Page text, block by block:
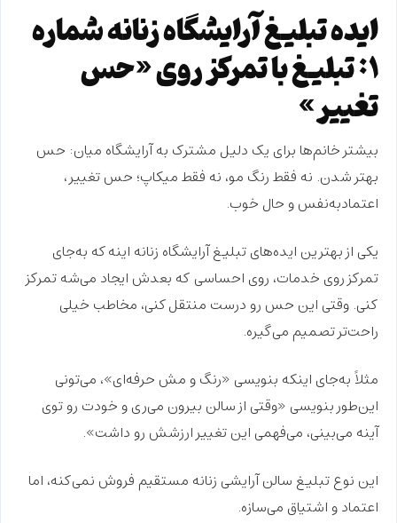
ایده تبلیغ آرایشگاه زنانه شماره
۱: تبلیغ با تمرکز روی «حس
تغییر»
بیشتر خانم‌ها برای یک دلیل مشترک به آرایشگاه میان: حس
بهتر شدن. نه فقط رنگ مو، نه فقط میکاپ؛ حس تغییر،
اعتمادبه‌نفس و حال خوب.
یکی از بهترین ایده‌های تبلیغ آرایشگاه زنانه اینه که به‌جای
تمرکز روی خدمات، روی احساسی که بعدش ایجاد می‌شه تمرکز
کنی. وقتی این حس رو درست منتقل کنی، مخاطب خیلی
راحت‌تر تصمیم می‌گیره.
مثلاً به‌جای اینکه بنویسی «رنگ و مش حرفه‌ای»، می‌تونی
این‌طور بنویسی «وقتی از سالن بیرون می‌ری و خودت رو توی
آینه می‌بینی، می‌فهمی این تغییر ارزشش رو داشت».
این نوع تبلیغ سالن آرایشی زنانه مستقیم فروش نمی‌کنه، اما
اعتماد و اشتیاق می‌سازه.